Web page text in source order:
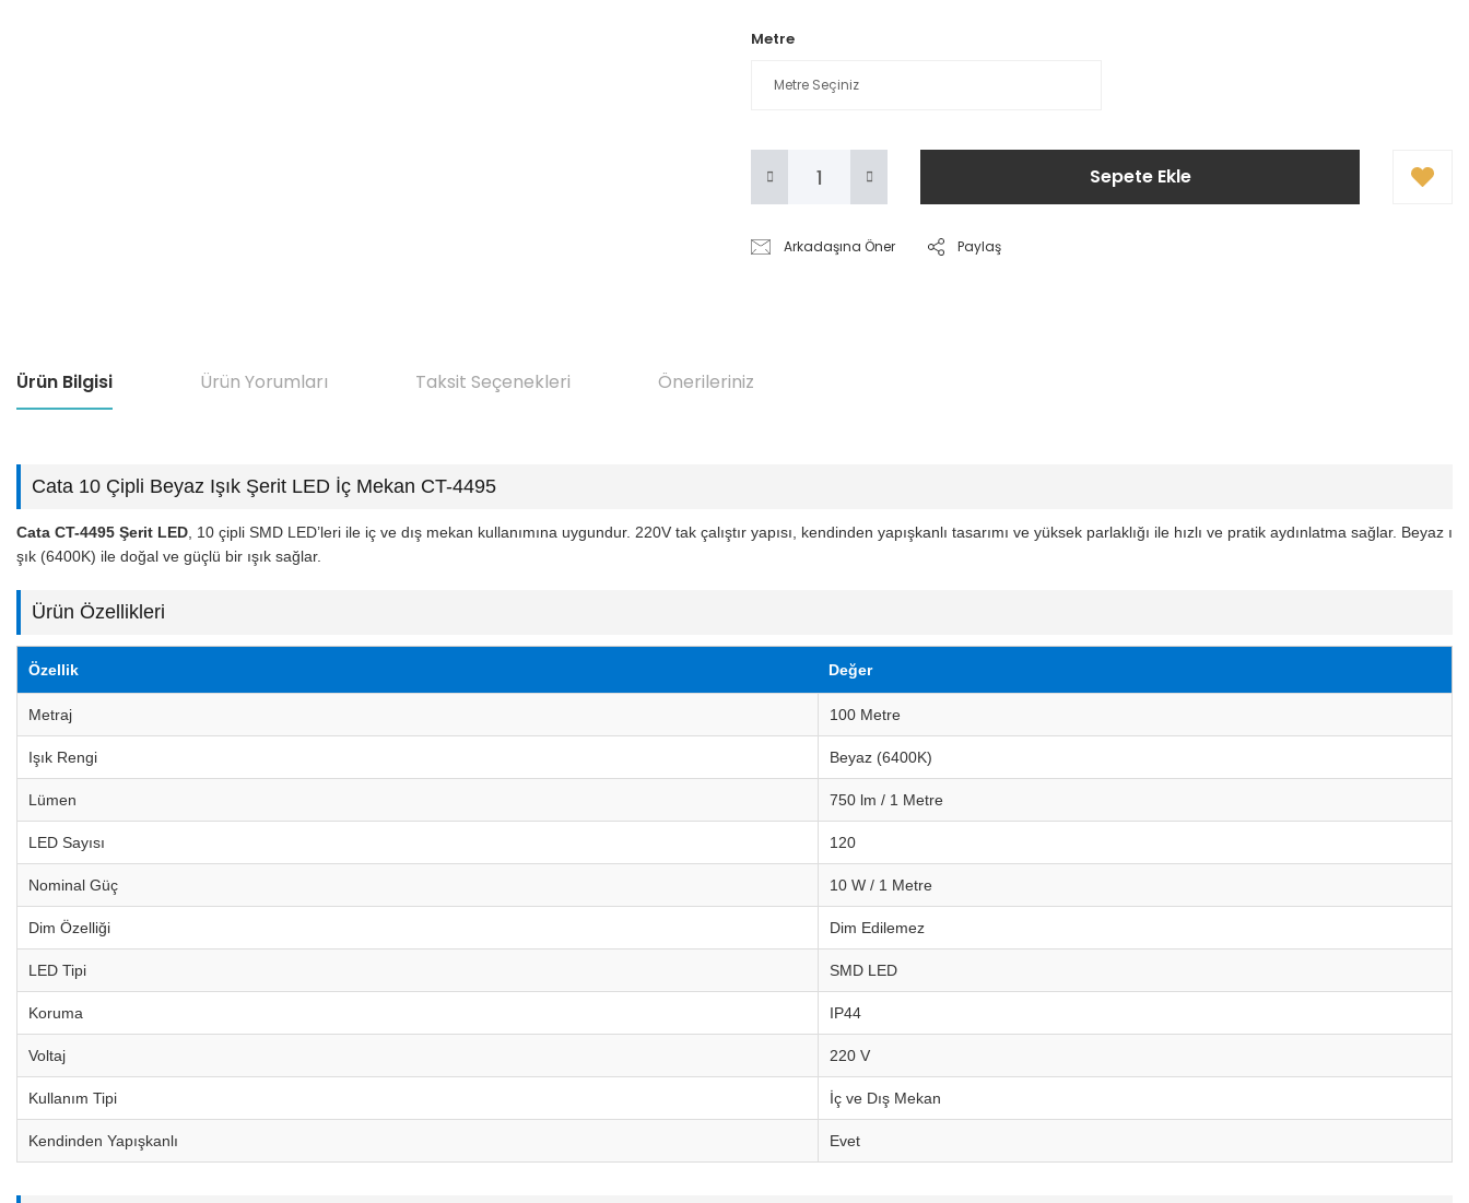
Metre
Sepete Ekle
Arkadaşına Öner Paylaş
Ürün Bilgisi Ürün Yorumları Taksit Seçenekleri Önerileriniz
Cata 10 Çipli Beyaz Işık Şerit LED İç Mekan CT-4495
Cata CT-4495 Şerit LED , 10 çipli SMD LED’leri ile iç ve dış mekan kullanımına uygundur. 220V tak çalıştır yapısı, kendinden yapışkanlı tasarımı ve yüksek parlaklığı ile hızlı ve pratik aydınlatma sağlar. Beyaz ı
şık (6400K) ile doğal ve güçlü bir ışık sağlar.
Ürün Özellikleri
Özellik Değer
Metraj 100 Metre
Işık Rengi Beyaz (6400K)
Lümen 750 lm / 1 Metre
LED Sayısı 120
Nominal Güç 10 W / 1 Metre
Dim Özelliği Dim Edilemez
LED Tipi SMD LED
Koruma IP44
Voltaj 220 V
Kullanım Tipi İç ve Dış Mekan
Kendinden Yapışkanlı Evet